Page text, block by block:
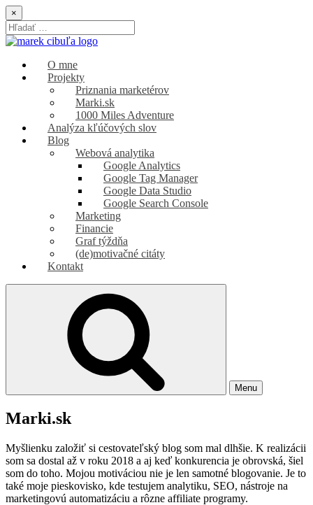
Skip
to
content
×
Search
for:
Marek Cibuľa
marketing | SEO | webová analytika
O mne
Projekty
Priznania marketérov
Marki.sk
1000 Miles Adventure
Analýza kľúčových slov
Blog
Webová analytika
Google Analytics
Google Tag Manager
Google Data Studio
Google Search Console
Marketing
Financie
Graf týždňa
(de)motivačné citáty
Kontakt
Menu
Marki.sk
Myšlienku založiť si cestovateľský blog som mal dlhšie. K realizácii
som sa dostal až v roku 2018 a aj keď konkurencia je obrovská, šiel
som do toho. Mojou motiváciou nie je len samotné blogovanie. Je to
také moje pieskovisko, kde testujem analytiku, SEO, nástroje na
marketingovú automatizáciu a rôzne affiliate programy.